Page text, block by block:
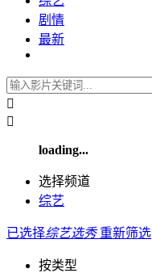
剧情
最新


loading...
选择频道
综艺
已选择综艺选秀重新筛选
按类型